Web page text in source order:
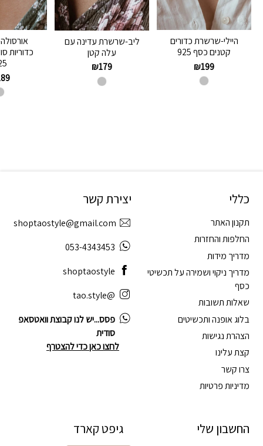
היילי-שרשרת כדורים
קטנים כסף 925
₪199
ליב-שרשרת עדינה עם
עלה קטן
₪179
כדוריות
כללי
תקנון האתר
החלפות והחזרות
מדריך מידות
מדריך ניקוי ושמירה על תכשיטי
כסף
שאלות תשובות
בלוג אופנה ותכשיטים
הצהרת נגישות
קצת עלינו
צרו קשר
מדיניות פרטיות
החשבון שלי
יצירת קשר
shoptaostyle@gmail.com
053-4343453
shoptaostyle
@tao.style
פסס...יש לנו קבוצת וואטסאפ
סודית
לחצו כאן כדי להצטרף
גיפט קארד